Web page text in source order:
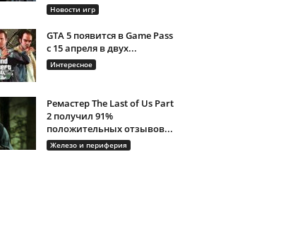
Новости игр
GTA 5 появится в Game Pass
с 15 апреля в двух...
Интересное
Ремастер The Last of Us Part
2 получил 91%
положительных отзывов...
Железо и периферия